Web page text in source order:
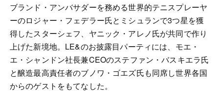
ブランド・アンバサダーを務める世界的テニスプレーヤ
ーのロジャー・フェデラー氏とミシュランで3つ星を獲
得したスターシェフ、ヤニック・アレノ氏が共同で作り
上げた新境地。LE&のお披露目パーティには、モエ・
エ・シャンドン社長兼CEOのステファン・バスキエラ氏
と醸造最高責任者のブノワ・ゴエズ氏も同席し世界各国
からのゲストをもてなした。